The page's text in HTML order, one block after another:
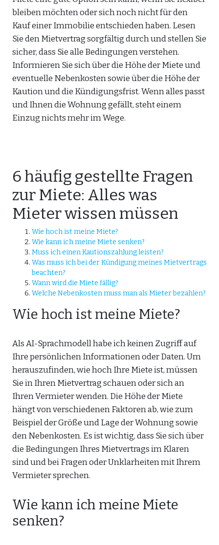
bleiben möchten oder sich noch nicht für den
Kauf einer Immobilie entschieden haben. Lesen
Sie den Mietvertrag sorgfältig durch und stellen Sie
sicher, dass Sie alle Bedingungen verstehen.
Informieren Sie sich über die Höhe der Miete und
eventuelle Nebenkosten sowie über die Höhe der
Kaution und die Kündigungsfrist. Wenn alles passt
und Ihnen die Wohnung gefällt, steht einem
Einzug nichts mehr im Wege.
6 häufig gestellte Fragen
zur Miete: Alles was
Mieter wissen müssen
Wie hoch ist meine Miete?
Wie kann ich meine Miete senken?
Muss ich einen Kautionszahlung leisten?
Was muss ich bei der Kündigung meines Mietvertrags
beachten?
Wann wird die Miete fällig?
Welche Nebenkosten muss man als Mieter bezahlen?
Wie hoch ist meine Miete?
Als AI-Sprachmodell habe ich keinen Zugriff auf
Ihre persönlichen Informationen oder Daten. Um
herauszufinden, wie hoch Ihre Miete ist, müssen
Sie in Ihren Mietvertrag schauen oder sich an
Ihren Vermieter wenden. Die Höhe der Miete
hängt von verschiedenen Faktoren ab, wie zum
Beispiel der Größe und Lage der Wohnung sowie
den Nebenkosten. Es ist wichtig, dass Sie sich über
die Bedingungen Ihres Mietvertrags im Klaren
sind und bei Fragen oder Unklarheiten mit Ihrem
Vermieter sprechen.
Wie kann ich meine Miete
senken?